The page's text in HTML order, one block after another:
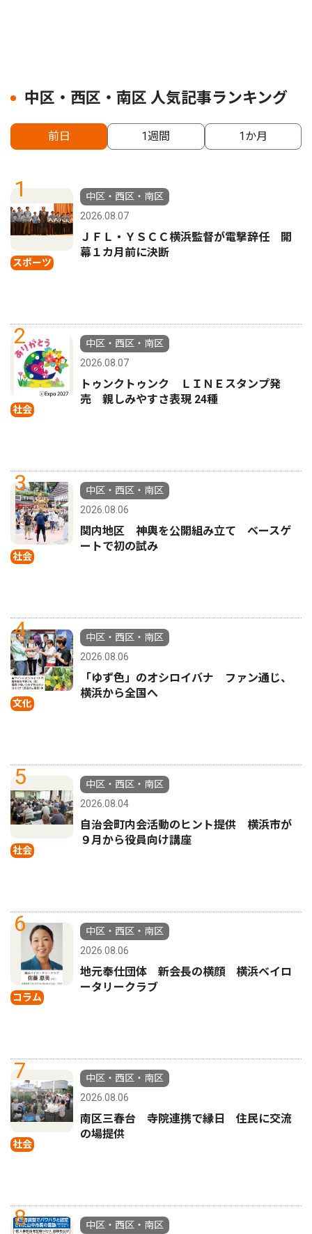
中区・西区・南区 人気記事ランキング
前日 1週間 1か月
1
スポーツ
中区・西区・南区
2026.08.07
ＪＦＬ・ＹＳＣＣ横浜監督が電撃辞任 開
幕１カ月前に決断
2
社会
中区・西区・南区
2026.08.07
トゥンクトゥンク ＬＩＮＥスタンプ発
売 親しみやすさ表現 24種
3
社会
中区・西区・南区
2026.08.06
関内地区 神輿を公開組み立て ベースゲ
ートで初の試み
4
文化
中区・西区・南区
2026.08.06
「ゆず色」のオシロイバナ ファン通じ、
横浜から全国へ
5
社会
中区・西区・南区
2026.08.04
自治会町内会活動のヒント提供 横浜市が
９月から役員向け講座
6
コラム
中区・西区・南区
2026.08.06
地元奉仕団体 新会長の横顔 横浜ベイロ
ータリークラブ
7
社会
中区・西区・南区
2026.08.06
南区三春台 寺院連携で縁日 住民に交流
の場提供
8
中区・西区・南区